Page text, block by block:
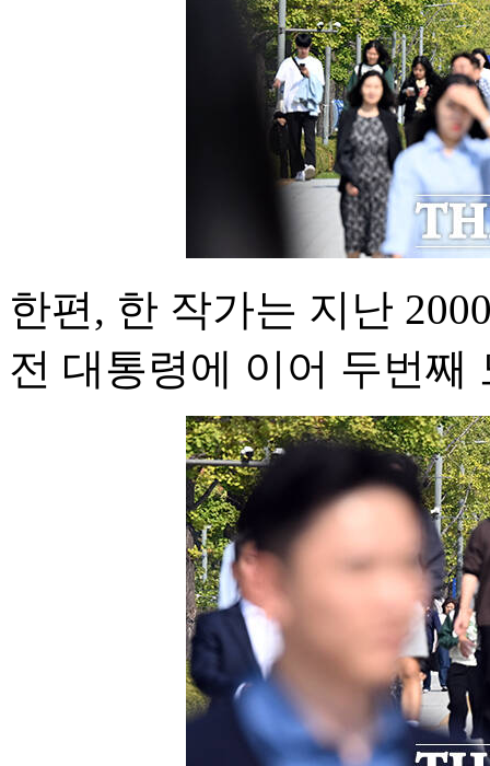
한편, 한 작가는 지난
전 대통령에 이어 두번째